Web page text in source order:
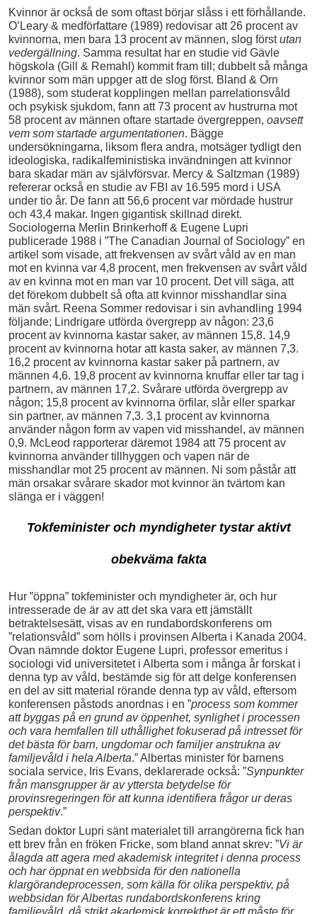
Kvinnor är också de som oftast börjar slåss i ett förhållande.
O’Leary & medförfattare (1989) redovisar att 26 procent av
kvinnorna, men bara 13 procent av männen, slog förstutan
vedergällning. Samma resultat har en studie vid Gävle
högskola (Gill & Remahl) kommit fram till; dubbelt så många
kvinnor som män uppger att de slog först. Bland & Orn
(1988), som studerat kopplingen mellan parrelationsvåld
och psykisk sjukdom, fann att 73 procent av hustrurna mot
58 procent av männen oftare startade övergreppen, oavsett
vem som startade argumentationen. Bägge
undersökningarna, liksom flera andra, motsäger tydligt den
ideologiska, radikalfeministiska invändningen att kvinnor
bara skadar män av självförsvar. Mercy & Saltzman (1989)
refererar också en studie av FBI av 16.595 mord i USA
under tio år. De fann att 56,6 procent var mördade hustrur
och 43,4 makar. Ingen gigantisk skillnad direkt.
Sociologerna Merlin Brinkerhoff & Eugene Lupri
publicerade 1988 i ”The Canadian Journal of Sociology” en
artikel som visade, att frekvensen av svårt våld av en man
mot en kvinna var 4,8 procent, men frekvensen av svårt våld
av en kvinna mot en man var 10 procent. Det vill säga, att
det förekom dubbelt så ofta att kvinnor misshandlar sina
män svårt. Reena Sommer redovisar i sin avhandling 1994
följande; Lindrigare utförda övergrepp av någon: 23,6
procent av kvinnorna kastar saker, av männen 15,8. 14,9
procent av kvinnorna hotar att kasta saker, av männen 7,3.
16,2 procent av kvinnorna kastar saker på partnern, av
männen 4,6. 19,8 procent av kvinnorna knuffar eller tar tag i
partnern, av männen 17,2. Svårare utförda övergrepp av
någon; 15,8 procent av kvinnorna örfilar, slår eller sparkar
sin partner, av männen 7,3. 3,1 procent av kvinnorna
använder någon form av vapen vid misshandel, av männen
0,9. McLeod rapporterar däremot 1984 att 75 procent av
kvinnorna använder tillhyggen och vapen när de
misshandlar mot 25 procent av männen. Ni som påstår att
män orsakar svårare skador mot kvinnor än tvärtom kan
slänga er i väggen!
Tokfeminister och myndigheter tystar aktivt
obekväma fakta
Hur ”öppna” tokfeminister och myndigheter är, och hur
intresserade de är av att det ska vara ett jämställt
betraktelsesätt, visas av en rundabordskonferens om
”relationsvåld” som hölls i provinsen Alberta i Kanada 2004.
Ovan nämnde doktor Eugene Lupri, professor emeritus i
sociologi vid universitetet i Alberta som i många år forskat i
denna typ av våld, bestämde sig för att delge konferensen
en del av sitt material rörande denna typ av våld, eftersom
konferensen påstods anordnas i en ”process som kommer
att byggas på en grund av öppenhet, synlighet i processen
och vara hemfallen till uthållighet fokuserad på intresset för
det bästa för barn, ungdomar och familjer anstrukna av
familjevåld i hela Alberta.” Albertas minister för barnens
sociala service, Iris Evans, deklarerade också: ”Synpunkter
från mansgrupper är av yttersta betydelse för
provinsregeringen för att kunna identifiera frågor ur deras
perspektiv.”
Sedan doktor Lupri sänt materialet till arrangörerna fick han
ett brev från en fröken Fricke, som bland annat skrev: ”Vi är
ålagda att agera med akademisk integritet i denna process
och har öppnat en webbsida för den nationella
klargörandeprocessen, som källa för olika perspektiv, på
webbsidan för Albertas rundabordskonferens kring
familjevåld, då strikt akademisk korrekthet är ett måste för